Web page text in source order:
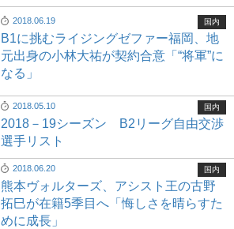
2018.06.19
B1に挑むライジングゼファー福岡、地
元出身の小林大祐が契約合意「“将軍”に
なる」
国内
2018.05.10
2018－19シーズン B2リーグ自由交渉
選手リスト
国内
2018.06.20
熊本ヴォルターズ、アシスト王の古野
拓巳が在籍5季目へ「悔しさを晴らすた
めに成長」
国内